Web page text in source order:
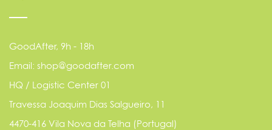
GoodAfter, 9h - 18h
Email: shop@goodafter.com
HQ / Logistic Center 01
Travessa Joaquim Dias Salgueiro, 11
4470-416 Vila Nova da Telha (Portugal)